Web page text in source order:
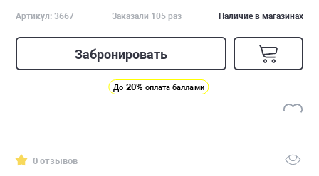
Артикул: 3667 Заказали 105 раз Наличие в магазинах
Забронировать
До 20% оплата баллами
0 отзывов